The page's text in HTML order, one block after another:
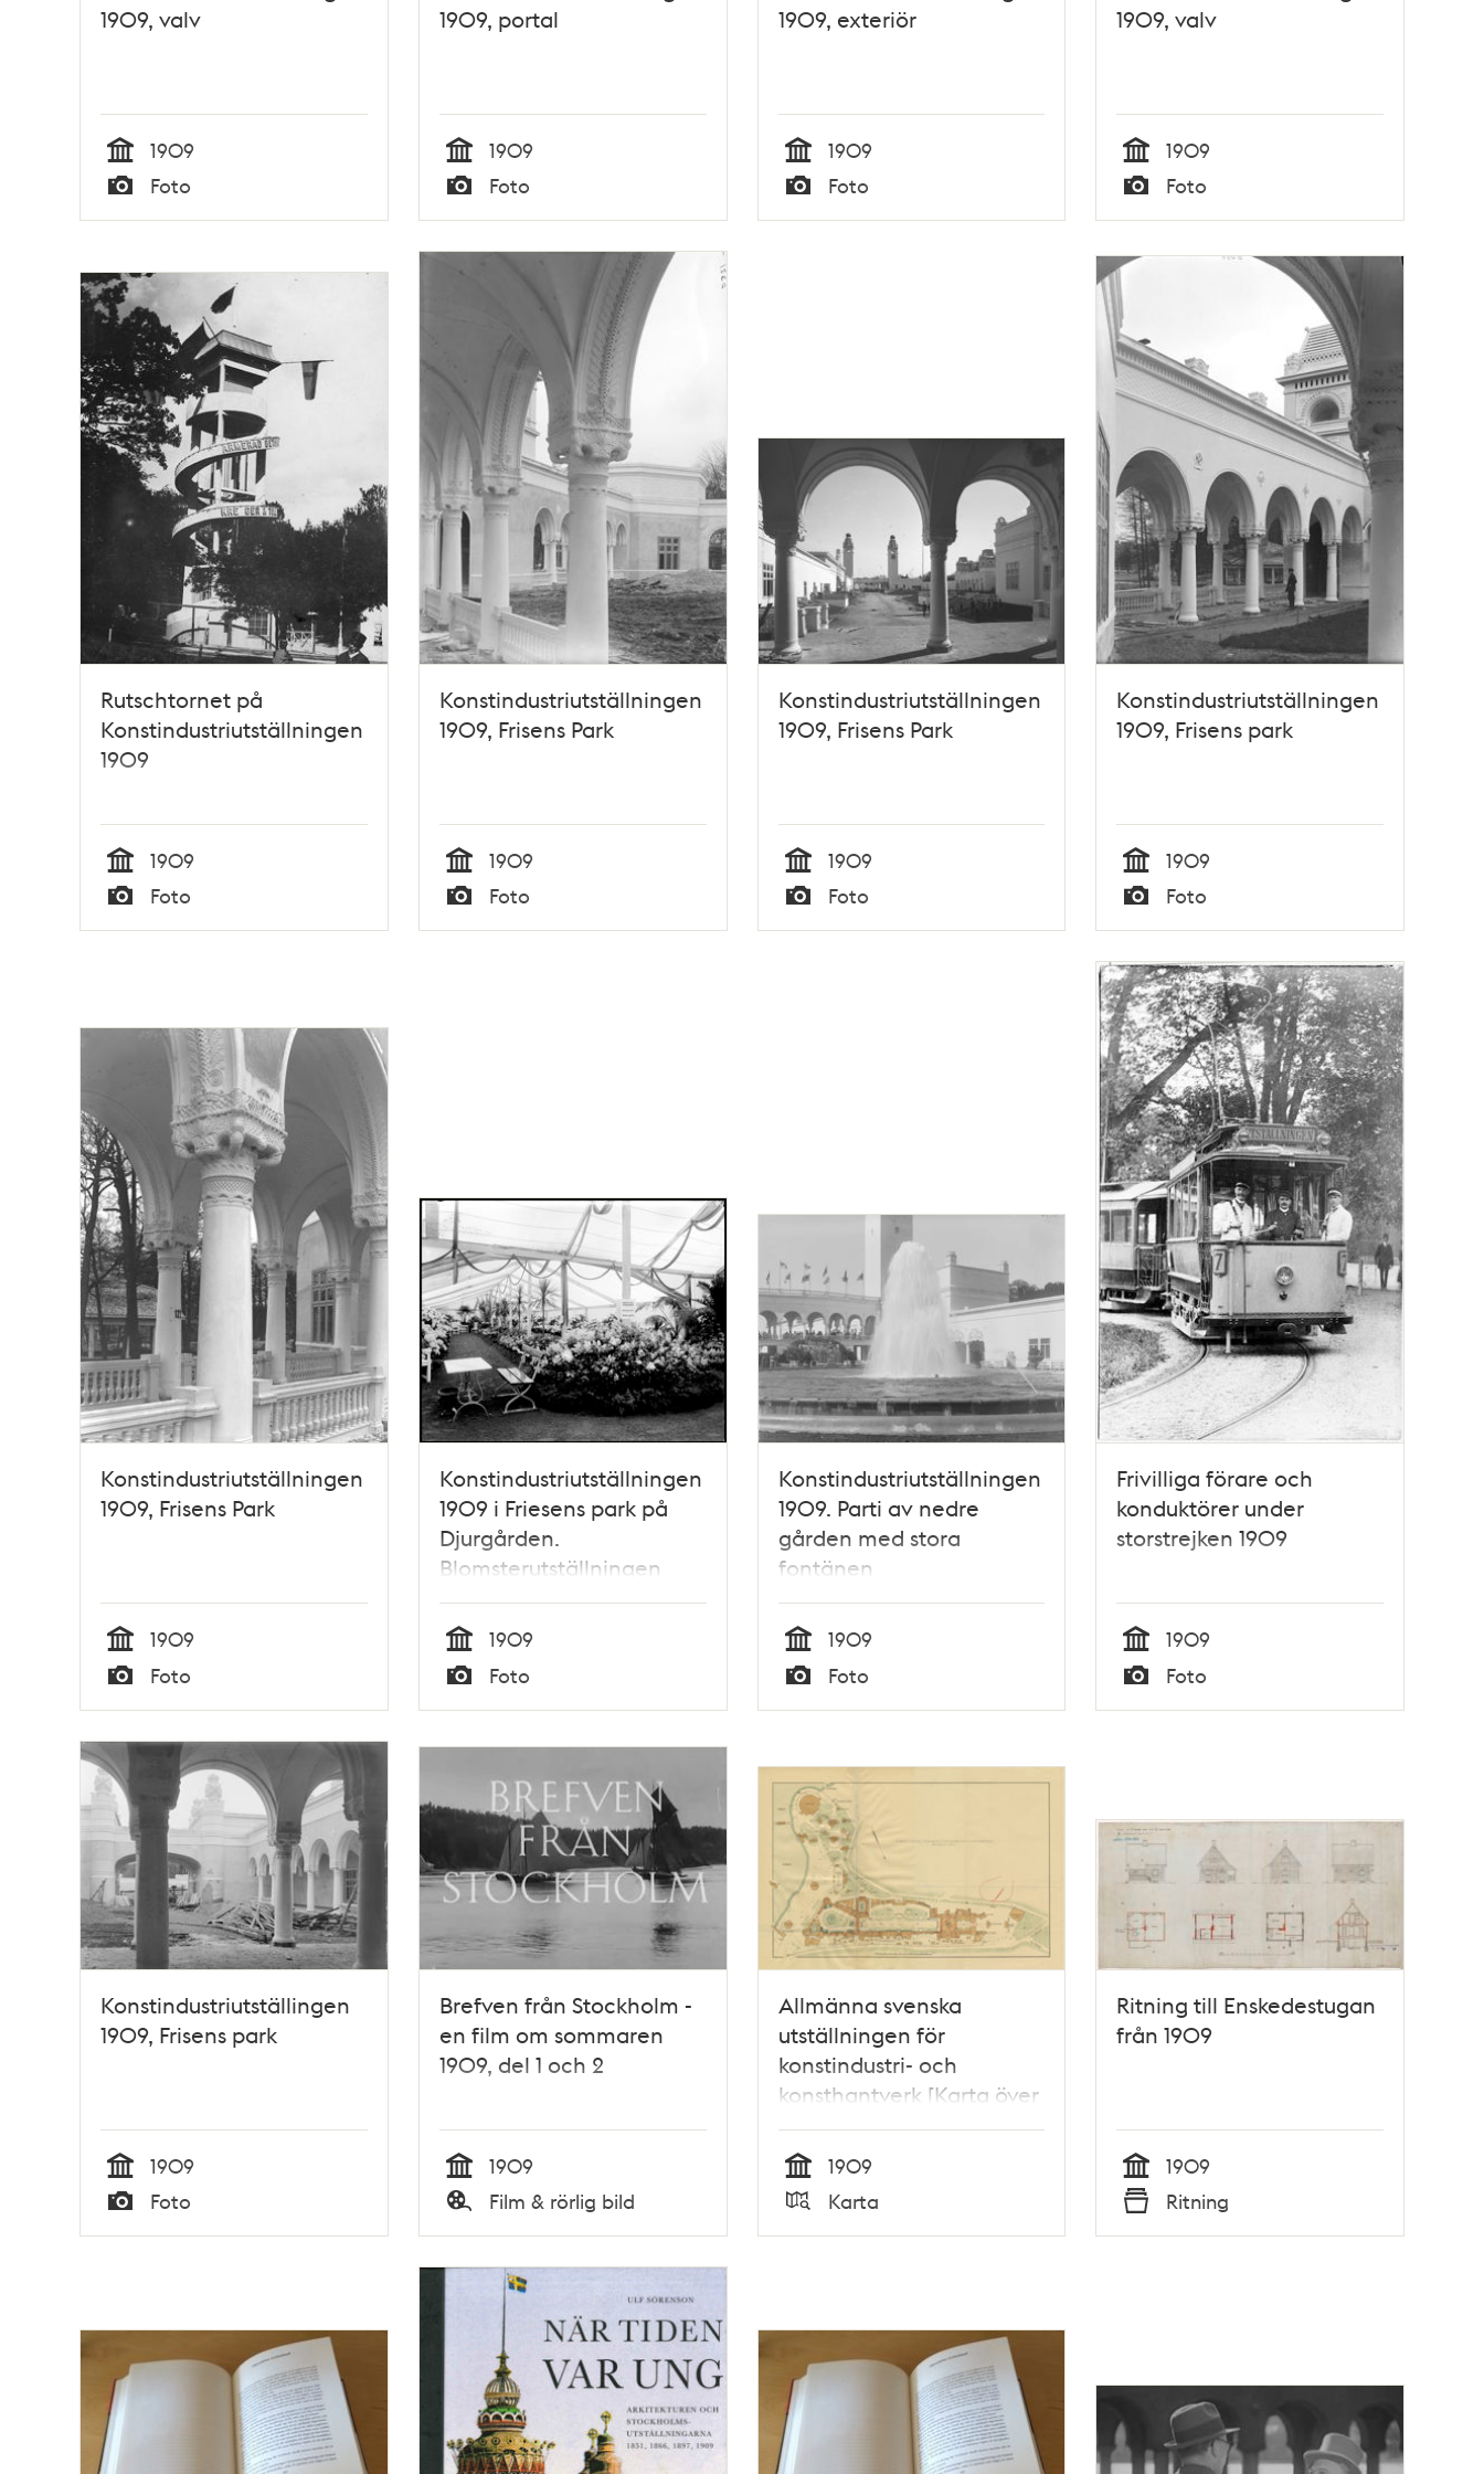
1909, valv
Tid
1909
Typ
Foto
1909, portal
Tid
1909
Typ
Foto
1909, exteriör
Tid
1909
Typ
Foto
1909, valv
Tid
1909
Typ
Foto
Rutschtornet på
Konstindustriutställningen
1909
Tid
1909
Typ
Foto
Konstindustriutställningen
1909, Frisens Park
Tid
1909
Typ
Foto
Konstindustriutställningen
1909, Frisens Park
Tid
1909
Typ
Foto
Konstindustriutställningen
1909, Frisens park
Tid
1909
Typ
Foto
Konstindustriutställningen
1909, Frisens Park
Tid
1909
Typ
Foto
Konstindustriutställningen
1909 i Friesens park på
Djurgården.
Blomsterutställningen
Tid
1909
Typ
Foto
Konstindustriutställningen
1909. Parti av nedre
gården med stora
fontänen
Tid
1909
Typ
Foto
Frivilliga förare och
konduktörer under
storstrejken 1909
Tid
1909
Typ
Foto
Konstindustriutställingen
1909, Frisens park
Tid
1909
Typ
Foto
Brefven från Stockholm -
en film om sommaren
1909, del 1 och 2
Tid
1909
Typ
Film & rörlig bild
Allmänna svenska
utställningen för
konstindustri- och
konsthantverk [Karta över
utställningsområdet]
Tid
1909
Typ
Karta
Ritning till Enskedestugan
från 1909
Tid
1909
Typ
Ritning